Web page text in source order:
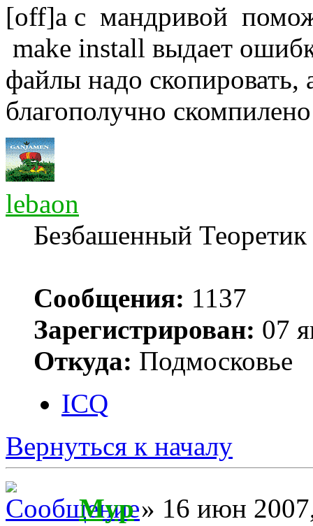
[off]а с мандривой
make install выдает
файлы надо
благополучно
lebaon
Безбашенный Теоретик
Сообщения: 1137
Зарегистрирован: 07
Откуда: Подмосковье
ICQ
Вернуться к началу
Myp» 16 июн